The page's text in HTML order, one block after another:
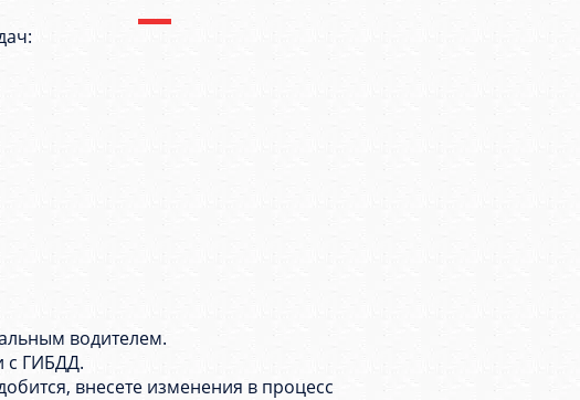
водителем.
с ГИБДД.
внесете изменения в процесс